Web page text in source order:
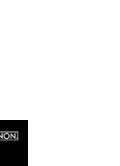
べ尽くし
#8
撃のうまさ！